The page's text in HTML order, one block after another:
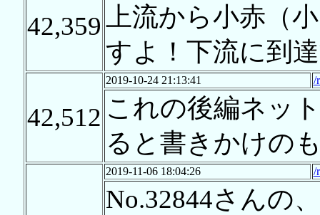
42,359上流から小赤（
すよ！下流に到
42,512
2019-10-24 21:13:41 /
これの後編ネッ
ると書きかけの
2019-11-06 18:04:26 /
No.32844さんの